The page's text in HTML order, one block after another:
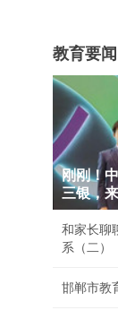
教育要闻
刚刚！
三银，
和家长聊
系（二）
邯郸市教